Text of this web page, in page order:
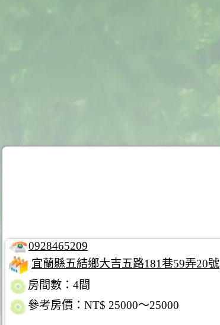
0928465209
宜蘭縣五結鄉大吉五路181巷59弄20號
房間數：4間
參考房價：NT$ 25000～25000